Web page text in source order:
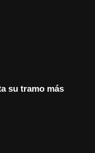
su tramo más